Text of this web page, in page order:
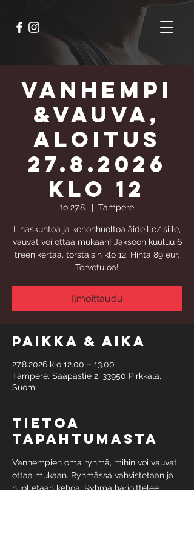
Vanhempi
&Vauva,
aloitus
27.8.2026
klo 12
to 27.8.
  |
Tampere
Lihaskuntoa ja kehonhuoltoa äideille/isille,
vauvat voi ottaa mukaan! Jaksoon kuuluu 6
treenikertaa, torstaisin klo 12. Hinta 89 eur.
Tervetuloa!
Ilmoittaudu
Paikka & aika
27.8.2026 klo 12.00 – 13.00
Tampere, Saapastie 2, 33950 Pirkkala,
Suomi
Tietoa
tapahtumasta
Vanhempien oma ryhmä, mihin voi vauvat
ottaa mukaan. Ryhmässä vahvistetaan ja
huolletaan kehoa. Ryhmä harjoittelee